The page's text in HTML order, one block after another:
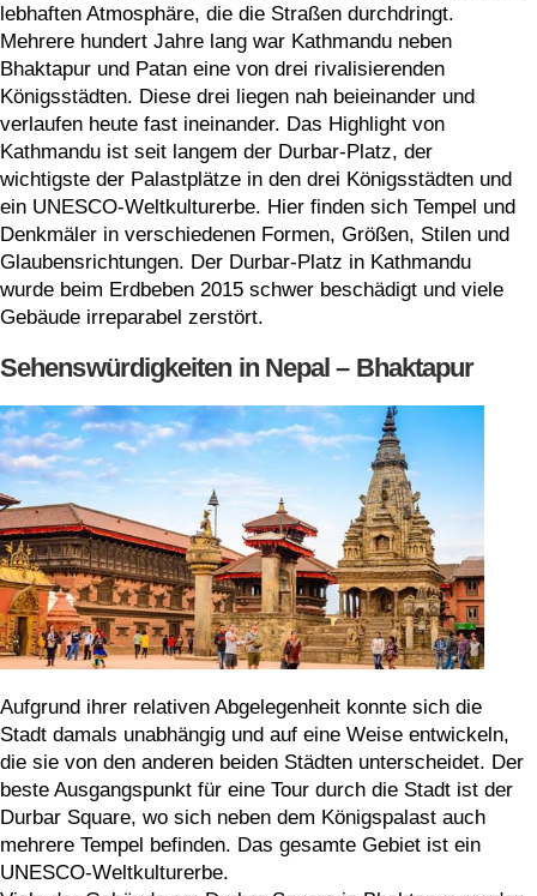
lebhaften Atmosphäre, die die Straßen durchdringt.
Mehrere hundert Jahre lang war Kathmandu neben
Bhaktapur und Patan eine von drei rivalisierenden
Königsstädten. Diese drei liegen nah beieinander und
verlaufen heute fast ineinander. Das Highlight von
Kathmandu ist seit langem der Durbar-Platz, der
wichtigste der Palastplätze in den drei Königsstädten und
ein UNESCO-Weltkulturerbe. Hier finden sich Tempel und
Denkmäler in verschiedenen Formen, Größen, Stilen und
Glaubensrichtungen. Der Durbar-Platz in Kathmandu
wurde beim Erdbeben 2015 schwer beschädigt und viele
Gebäude irreparabel zerstört.
Sehenswürdigkeiten in Nepal – Bhaktapur
Aufgrund ihrer relativen Abgelegenheit konnte sich die
Stadt damals unabhängig und auf eine Weise entwickeln,
die sie von den anderen beiden Städten unterscheidet. Der
beste Ausgangspunkt für eine Tour durch die Stadt ist der
Durbar Square, wo sich neben dem Königspalast auch
mehrere Tempel befinden. Das gesamte Gebiet ist ein
UNESCO-Weltkulturerbe.